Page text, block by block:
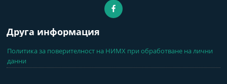
Друга информация
Политика за поверителност на НИМХ при обработване на лични
данни